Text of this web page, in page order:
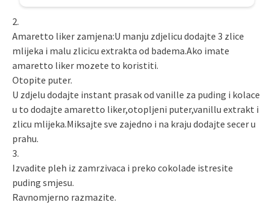
2.
Amaretto liker zamjena:U manju zdjelicu dodajte 3 zlice
mlijeka i malu zlicicu extrakta od badema.Ako imate
amaretto liker mozete to koristiti.
Otopite puter.
U zdjelu dodajte instant prasak od vanille za puding i kolace
u to dodajte amaretto liker,otopljeni puter,vanillu extrakt i
zlicu mlijeka.Miksajte sve zajedno i na kraju dodajte secer u
prahu.
3.
Izvadite pleh iz zamrzivaca i preko cokolade istresite
puding smjesu.
Ravnomjerno razmazite.